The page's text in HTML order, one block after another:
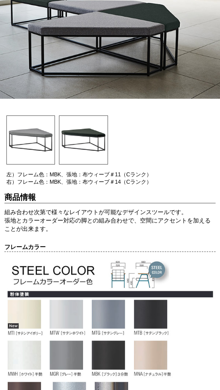
左）フレーム色：MBK、張地：布ウィーブ＃11（Cランク）
右）フレーム色：MBK、張地：布ウィーブ＃14（Cランク）
商品情報
組み合わせ次第で様々なレイアウトが可能なデザインスツールです。
張地とカラーオーダー対応の脚との組み合わせで、空間にアクセントを加える
ことが出来ます。
フレームカラー